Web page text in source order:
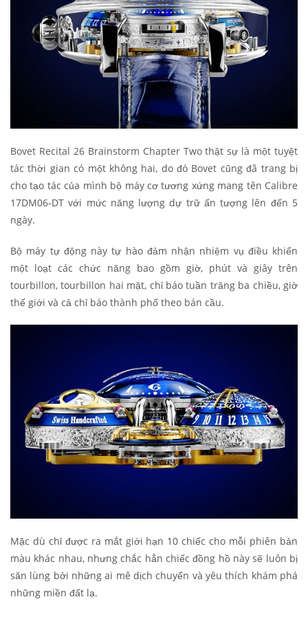
Bovet Recital 26 Brainstorm Chapter Two thật sự là một tuyệt
tác thời gian có một không hai, do đó Bovet cũng đã trang bị
cho tạo tác của mình bộ máy cơ tương xứng mang tên Calibre
17DM06-DT với mức năng lượng dự trữ ấn tượng lên đến 5
ngày.
Bộ máy tự động này tự hào đảm nhận nhiệm vụ điều khiển
một loạt các chức năng bao gồm giờ, phút và giây trên
tourbillon, tourbillon hai mặt, chỉ báo tuần trăng ba chiều, giờ
thế giới và cả chỉ báo thành phố theo bán cầu.
Mặc dù chỉ được ra mắt giới hạn 10 chiếc cho mỗi phiên bản
màu khác nhau, nhưng chắc hẳn chiếc đồng hồ này sẽ luôn bị
săn lùng bởi những ai mê dịch chuyển và yêu thích khám phá
những miền đất lạ.